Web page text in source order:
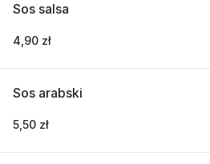
Sos salsa
4,90 zł
Sos arabski
5,50 zł